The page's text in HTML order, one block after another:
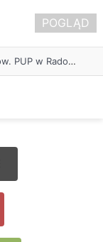
Około 90 tys. zł na szkolenia pracowników. PUP w Radomsku ogłasza nabór wniosków
POGLĄD